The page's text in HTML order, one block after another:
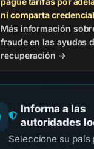
ni comparta
Más información
fraude en las ayudas
recuperación →
Informa a las
autoridades
Seleccione su país